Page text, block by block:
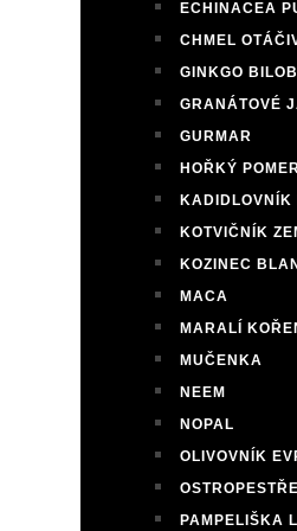
ECHINACEA
CHMEL
GINKGO
GRANÁTOVÉ
GURMAR
HOŘKÝ
KADIDLOVNÍK
KOTVIČNÍK
KOZINEC
MACA
MARALÍ
MUČENKA
NEEM
NOPAL
OLIVOVNÍK
PAMPELIŠKA